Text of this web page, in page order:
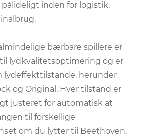
inden for logistik,
bærbare spillere er
lydkvalitetsoptimering og er
lydeffekttilstande, herunder
og Original. Hver tilstand er
justeret for automatisk at
til forskellige
om du lytter til Beethoven,